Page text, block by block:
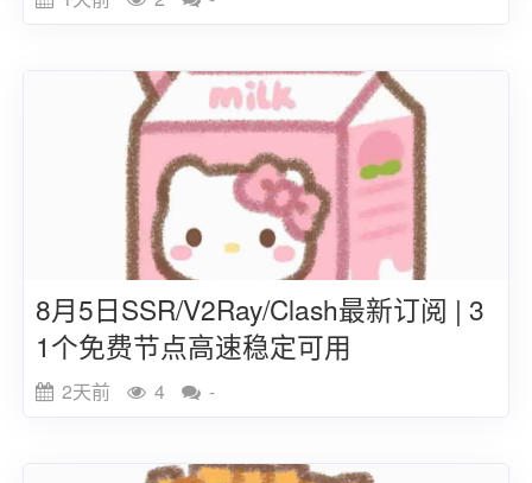
8月5日SSR/V2Ray/Clash最新订阅 | 3
1个免费节点高速稳定可用
2天前 4 -